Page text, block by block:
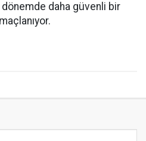
dönemde daha güvenli bir